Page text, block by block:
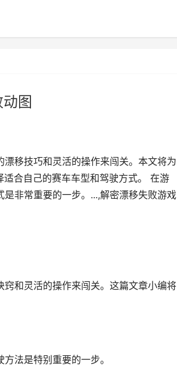
图
移技巧和灵活的操作来闯关。本文将为
合自己的赛车车型和驾驶方式。 在游
非常重要的一步。...,解密漂移失败游戏
和灵活的操作来闯关。这篇文章小编将
法是特别重要的一步。